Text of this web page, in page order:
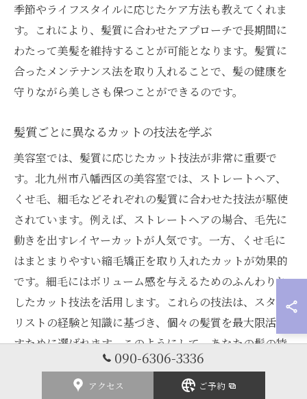
季節やライフスタイルに応じたケア方法も教えてくれま
す。これにより、髪質に合わせたアプローチで長期間に
わたって美髪を維持することが可能となります。髪質に
合ったメンテナンス法を取り入れることで、髪の健康を
守りながら美しさも保つことができるのです。
髪質ごとに異なるカットの技法を学ぶ
美容室では、髪質に応じたカット技法が非常に重要で
す。北九州市八幡西区の美容室では、ストレートヘア、
くせ毛、細毛などそれぞれの髪質に合わせた技法が駆使
されています。例えば、ストレートヘアの場合、毛先に
動きを出すレイヤーカットが人気です。一方、くせ毛に
はまとまりやすい縮毛矯正を取り入れたカットが効果的
です。細毛にはボリューム感を与えるためのふんわりと
したカット技法を活用します。これらの技法は、スタイ
リストの経験と知識に基づき、個々の髪質を最大限活か
すために選ばれます。このようにして、あなたの髪の特
性を理解し、理想のスタイルを実現することが可能で
090-6306-3336
アクセス ご予約